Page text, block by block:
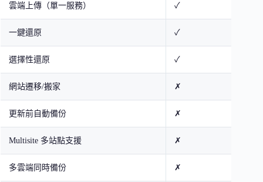
雲端上傳（單一服務） ✓
一鍵還原 ✓
選擇性還原 ✓
網站遷移/搬家 ✗
更新前自動備份 ✗
Multisite 多站點支援 ✗
多雲端同時備份 ✗